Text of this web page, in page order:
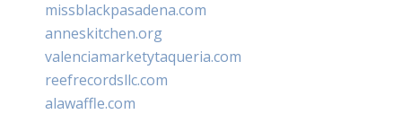
missblackpasadena.com
anneskitchen.org
valenciamarketytaqueria.com
reefrecordsllc.com
alawaffle.com